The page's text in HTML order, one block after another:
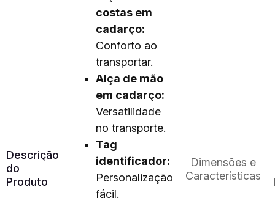
Descrição
do
Produto
costas em
cadarço:
Conforto ao
transportar.
Alça de mão
em cadarço:
Versatilidade
no transporte.
Tag
identificador:
Personalização
fácil.
Dimensões e
Características